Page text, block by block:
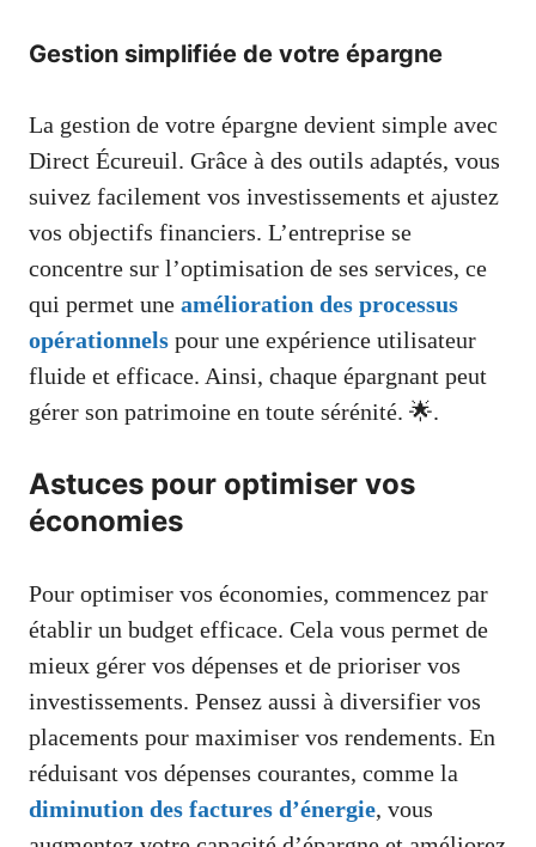
Gestion simplifiée de votre épargne
La gestion de votre épargne devient simple avec
Direct Écureuil. Grâce à des outils adaptés, vous
suivez facilement vos investissements et ajustez
vos objectifs financiers. L’entreprise se
concentre sur l’optimisation de ses services, ce
qui permet une amélioration des processus
opérationnels pour une expérience utilisateur
fluide et efficace. Ainsi, chaque épargnant peut
gérer son patrimoine en toute sérénité. 🌟.
Astuces pour optimiser vos
économies
Pour optimiser vos économies, commencez par
établir un budget efficace. Cela vous permet de
mieux gérer vos dépenses et de prioriser vos
investissements. Pensez aussi à diversifier vos
placements pour maximiser vos rendements. En
réduisant vos dépenses courantes, comme la
diminution des factures d’énergie, vous